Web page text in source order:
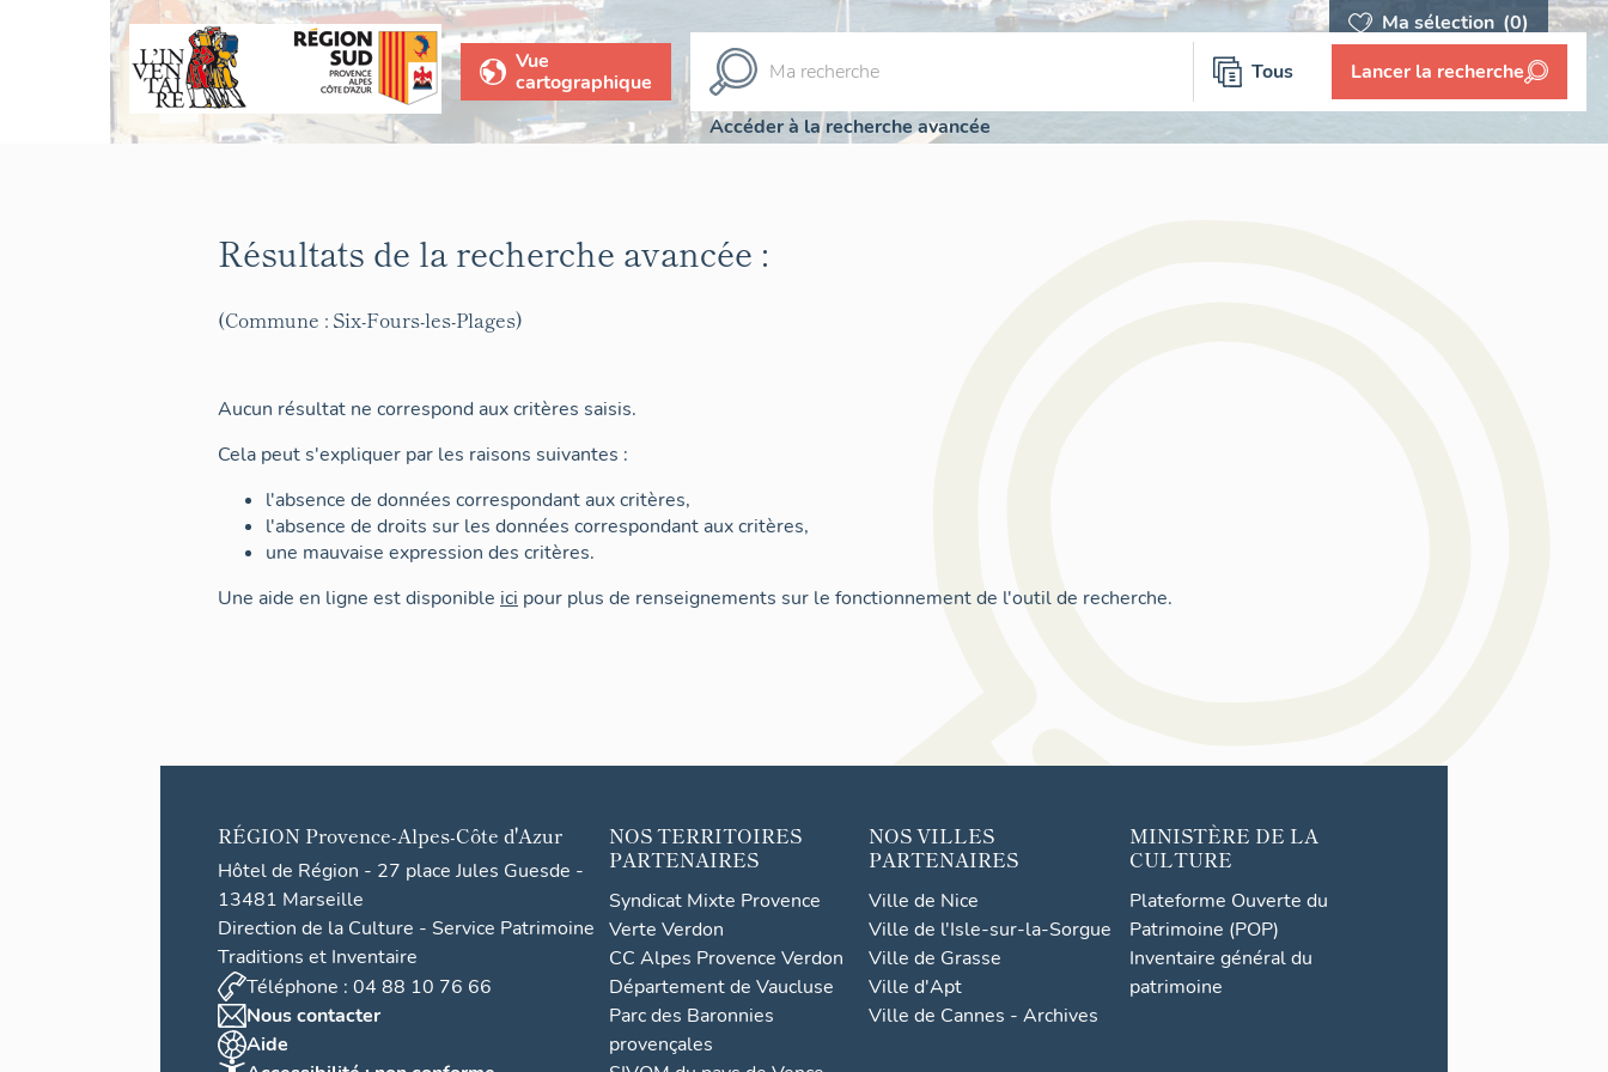
Ma sélection (0)
Vue
cartographique
Tous Lancer la recherche
Accéder à la recherche avancée
Résultats de la recherche avancée :
(Commune : Six-Fours-les-Plages)
Aucun résultat ne correspond aux critères saisis.
Cela peut s'expliquer par les raisons suivantes :
l'absence de données correspondant aux critères,
l'absence de droits sur les données correspondant aux critères,
une mauvaise expression des critères.
Une aide en ligne est disponible ici pour plus de renseignements sur le fonctionnement de l'outil de recherche.
RÉGION Provence-Alpes-Côte d'Azur
Hôtel de Région - 27 place Jules Guesde -
13481 Marseille
Direction de la Culture - Service Patrimoine
Traditions et Inventaire
Téléphone : 04 88 10 76 66
Nous contacter
Aide
NOS TERRITOIRES
PARTENAIRES
Syndicat Mixte Provence
Verte Verdon
CC Alpes Provence Verdon
Département de Vaucluse
Parc des Baronnies
provençales
NOS VILLES
PARTENAIRES
Ville de Nice
Ville de l'Isle-sur-la-Sorgue
Ville de Grasse
Ville d'Apt
Ville de Cannes - Archives
MINISTÈRE DE LA
CULTURE
Plateforme Ouverte du
Patrimoine (POP)
Inventaire général du
patrimoine